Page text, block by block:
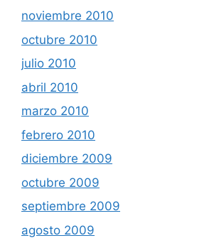
noviembre 2010
octubre 2010
julio 2010
abril 2010
marzo 2010
febrero 2010
diciembre 2009
octubre 2009
septiembre 2009
agosto 2009